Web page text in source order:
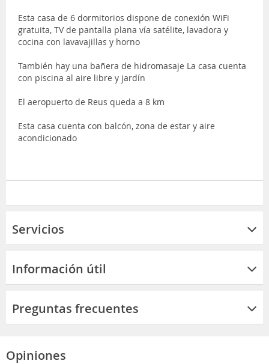
Esta casa de 6 dormitorios dispone de conexión WiFi
gratuita, TV de pantalla plana vía satélite, lavadora y
cocina con lavavajillas y horno
También hay una bañera de hidromasaje La casa cuenta
con piscina al aire libre y jardín
El aeropuerto de Reus queda a 8 km
Esta casa cuenta con balcón, zona de estar y aire
acondicionado
Servicios
Información útil
Preguntas frecuentes
Opiniones